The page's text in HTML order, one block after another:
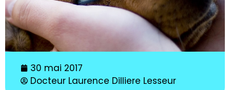
30 mai 2017
Docteur Laurence Dilliere Lesseur